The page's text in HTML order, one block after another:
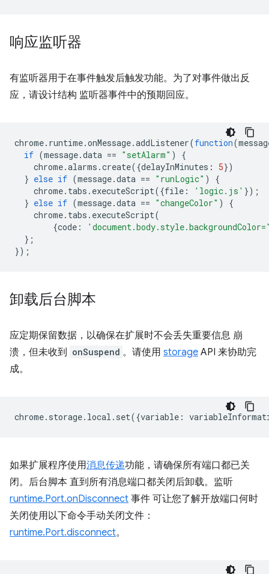
响应监听器
有监听器用于在事件触发后触发功能。为了对事件做出反
应，请设计结构 监听器事件中的预期回应。
chrome. runtime.onMessage.addListener(function(
if (message.data == "setAlarm" )
{
chrome.alarms .create({delayInMinutes : 5})
} else if (message.data == "runLogic" )
{
chrome. tabs . executeScript({file : 'logic.js' });
} else if (message.data == "changeColor" )
{
chrome. tabs . executeScript(
{code :
};
});
卸载后台脚本
应定期保留数据，以确保在扩展时不会丢失重要信息 崩
溃，但未收到 onSuspend 。请使用 storage API 来协助完
成。
chrome. storage. local . set({variable :
如果扩展程序使用消息传递功能，请确保所有端口都已关
闭。后台脚本 直到所有消息端口都关闭后卸载。监听
runtime.Port.onDisconnect 事件 可让您了解开放端口何时
关闭使用以下命令手动关闭文件：
runtime.Port.disconnect。